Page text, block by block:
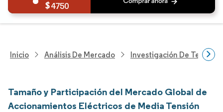
4750
Inicio Análisis De Mercado Investigación De
Tamaño y Participación del Mercado Global de
Accionamientos Eléctricos de Media Tensión